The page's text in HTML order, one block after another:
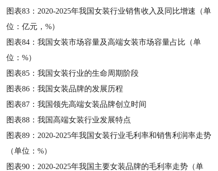
图表83： 2020-2025年我国女装行业销售收入及同比增速（单
位：亿元，%）
图表84：我国女装市场容量及高端女装市场容量占比（单
位：%）
图表85：我国女装行业的生命周期阶段
图表86：我国女装品牌的发展历程
图表87：我国领先高端女装品牌创立时间
图表88：我国高端女装行业发展特点
图表89： 2020-2025年我国女装行业毛利率和销售利润率走势
（单位：%）
图表90： 2020-2025年我国主要女装品牌的毛利率走势（单